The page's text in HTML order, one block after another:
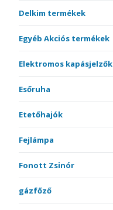
Delkim termékek
Egyéb Akciós termékek
Elektromos kapásjelzők
Esőruha
Etetőhajók
Fejlámpa
Fonott Zsinór
gázfőző